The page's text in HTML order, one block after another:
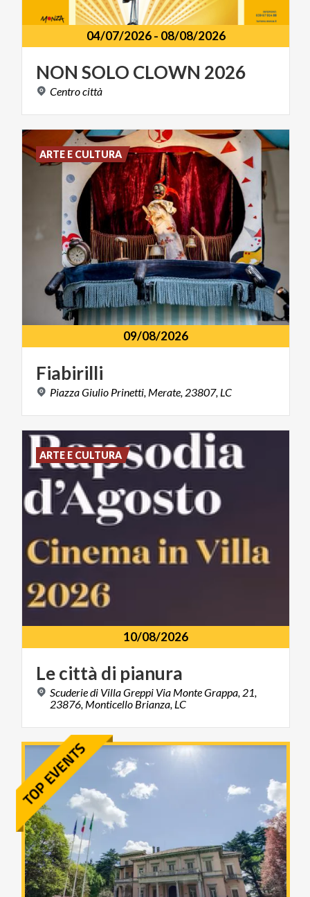
04/07/2026- 08/08/2026
NON SOLO CLOWN 2026
Centrocittà
09/08/2026
Fiabirilli
PiazzaGiulio Prinetti, Merate, 23807, LC
ARTE E CULTURA
10/08/2026
Lecittà di pianura
Scuderie di Villa Greppi Via Monte Grappa, 21,
23876, Monticello Brianza, LC
ARTE E CULTURA